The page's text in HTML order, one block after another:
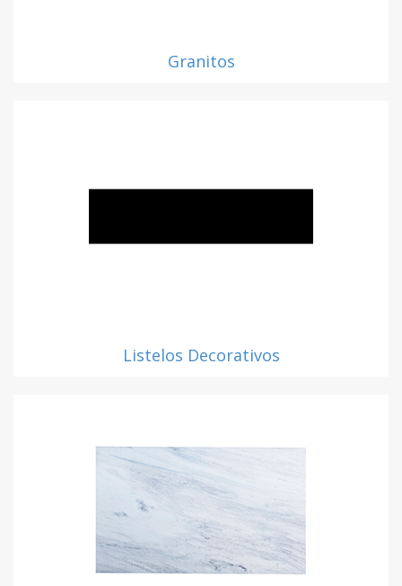
Granitos
Listelos Decorativos